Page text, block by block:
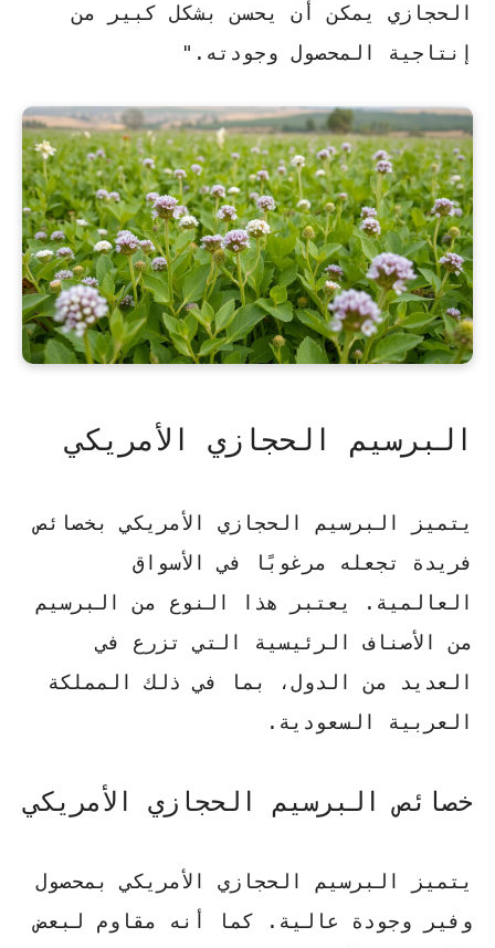
الحجازي يمكن أن يحسن بشكل كبير من
إنتاجية المحصول وجودته."
البرسيم الحجازي الأمريكي
يتميز البرسيم الحجازي الأمريكي بخصائص
فريدة تجعله مرغوبًا في الأسواق
العالمية. يعتبر هذا النوع من البرسيم
من الأصناف الرئيسية التي تزرع في
العديد من الدول، بما في ذلك المملكة
العربية السعودية.
خصائص البرسيم الحجازي الأمريكي
يتميز البرسيم الحجازي الأمريكي
بمحصول
وفير
وجودة عالية . كما أنه مقاوم لبعض